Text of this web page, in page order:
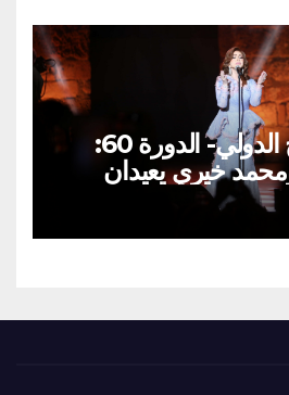
مهرجان قرطاج الدولي- الدورة 60:
خيري يعيدان
إلى ركح قرطاج